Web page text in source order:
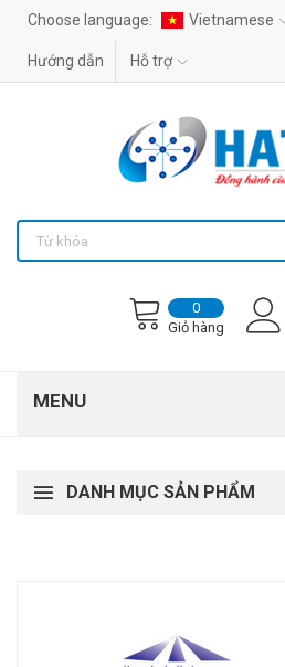
Choose language: Vietnamese
Hướng dẫn Hỗ trợ
0
Giỏ hàng
DANH MỤC SẢN PHẨM